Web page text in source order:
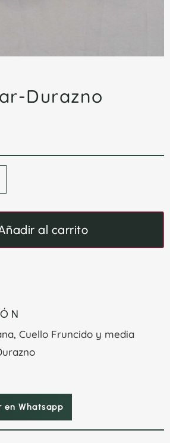
Durazno
al carrito
Cuello Fruncido y media
en Whatsapp